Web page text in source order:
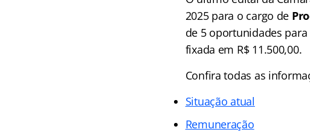
2025 para o cargo de
de 5 oportunidades
fixada em R$ 11.500,00.
Confira todas as
Situação atual
Remuneração